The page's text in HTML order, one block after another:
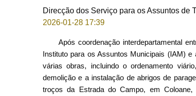
Direcção dos Serviço para os Assuntos de
2026-01-28 17:39
Após coordenação interdepartamental
Instituto para os Assuntos Municipais (IAM)
várias obras, incluindo o ordenamento
demolição e a instalação de abrigos de
troços da Estrada do Campo, em